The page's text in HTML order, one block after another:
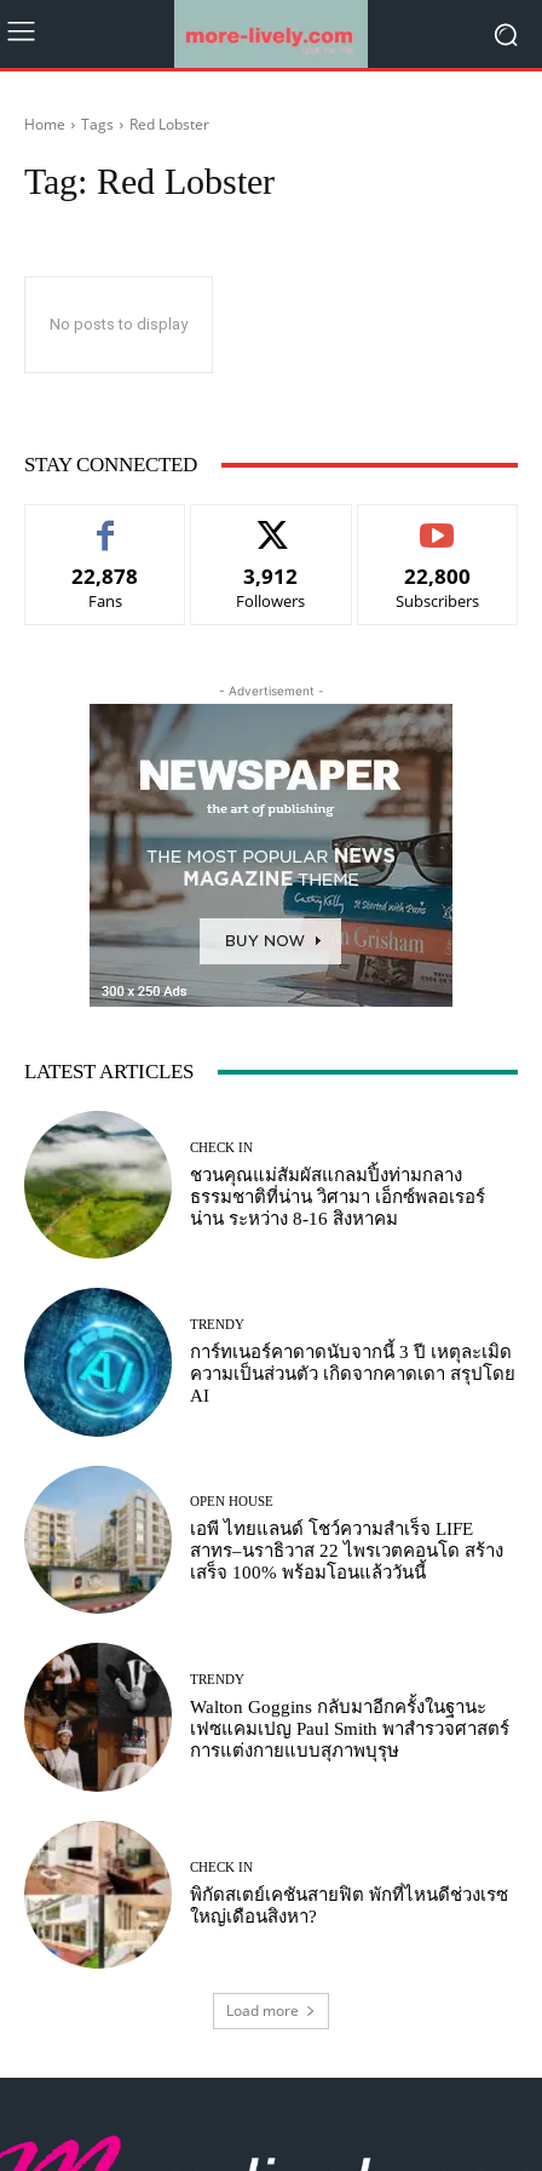
Home Tags Red Lobster
Tag: Red Lobster
No posts to display
STAY CONNECTED
22,878
Fans
3,912
Followers
22,800
Subscribers
- Advertisement -
LATEST ARTICLES
CHECK IN
ชวนคุณแม่สัมผัสแกลมปิ้งท่ามกลาง
ธรรมชาติที่น่าน วิศามา เอ็กซ์พลอเรอร์
น่าน ระหว่าง 8-16 สิงหาคม
TRENDY
การ์ทเนอร์คาดาดนับจากนี้ 3 ปี เหตุละเมิด
ความเป็นส่วนตัว เกิดจากคาดเดา สรุปโดย
AI
OPEN HOUSE
เอพี ไทยแลนด์ โชว์ความสำเร็จ LIFE
สาทร–นราธิวาส 22 ไพรเวตคอนโด สร้าง
เสร็จ 100% พร้อมโอนแล้ววันนี้
TRENDY
Walton Goggins กลับมาอีกครั้งในฐานะ
เฟซแคมเปญ Paul Smith พาสำรวจศาสตร์
การแต่งกายแบบสุภาพบุรุษ
CHECK IN
พิกัดสเตย์เคชันสายฟิต พักที่ไหนดีช่วงเรซ
ใหญ่เดือนสิงหา?
Load more